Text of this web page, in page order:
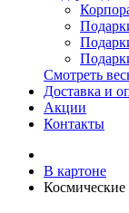
Смотреть
Доставка и
Акции
Контакты
В картоне